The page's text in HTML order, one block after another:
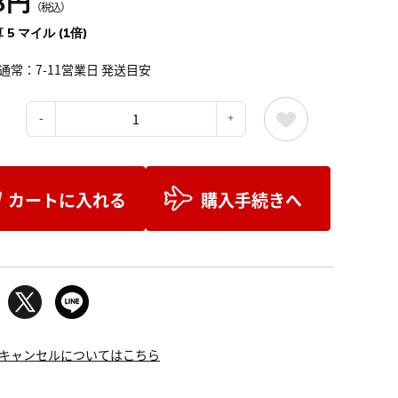
（税込）
5 マイル (1倍)
常：7-11営業日 発送目安
カートに入れる 購入手続きへ
ャンセルについてはこちら